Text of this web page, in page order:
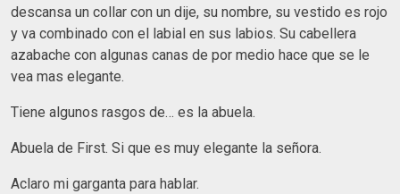
descansa un collar con un dije, su nombre, su vestido es rojo
y va combinado con el labial en sus labios. Su cabellera
azabache con algunas canas de por medio hace que se le
vea mas elegante.
Tiene algunos rasgos de… es la abuela.
Abuela de First. Si que es muy elegante la señora.
Aclaro mi garganta para hablar.